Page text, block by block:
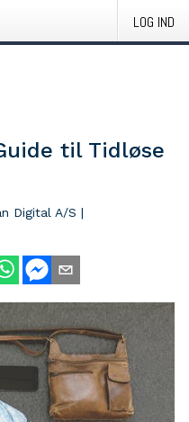
LOG IND
til Tidløse
Digital A/S |